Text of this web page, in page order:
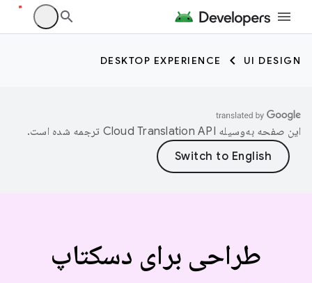
UI DESIGN
DESKTOP EXPERIENCE
این صفحه به‌وسیله ترجمه شده است.
طراحی برای دسکتاپ